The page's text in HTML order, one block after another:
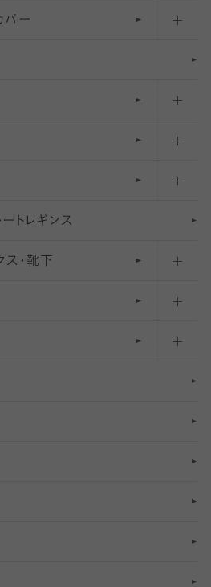
ス・靴下
用ソックス
クス（くるぶし上）
はぎ下）
イソックス
バー
ックス（深め）
ックス（ふつう）
ックス（浅め）
ツ（薄手タイツ）
ツ
ツ
ツ
ツ
イツ
上（防寒・厚手タイツ）
パン）
ング
ング
ー ト レ ギンス
ス・靴下
ックス・靴下
・靴下
クス・靴下
下
ソックス
ーマー
）